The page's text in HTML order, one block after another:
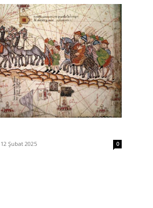
12 Şubat 2025 0